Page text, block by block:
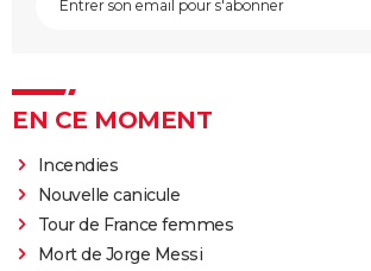
EN CE MOMENT
Incendies
Nouvelle canicule
Tour de France femmes
Mort de Jorge Messi